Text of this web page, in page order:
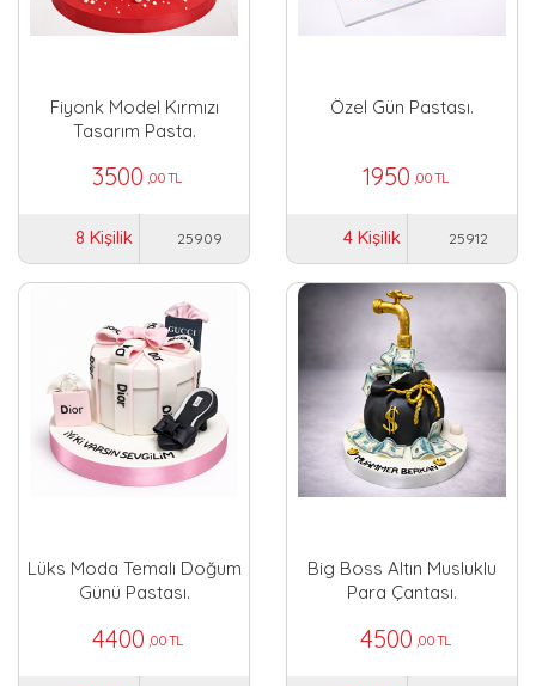
Fiyonk Model Kırmızı
Tasarım Pasta.
3500 ,00 TL
8 Kişilik 25909
Özel Gün Pastası.
1950 ,00 TL
4 Kişilik 25912
Lüks Moda Temalı Doğum
Günü Pastası.
4400 ,00 TL
Big Boss Altın Musluklu
Para Çantası.
4500 ,00 TL